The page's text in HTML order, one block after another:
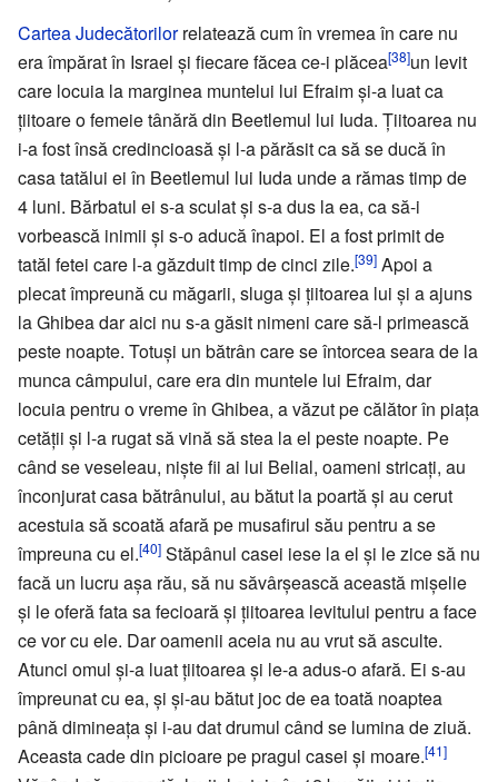
Cartea Judecătorilorrelatează cum în vremea în care nu
era împărat în Israel și fiecare făcea ce-i plăcea[38]un levit
care locuia la marginea muntelui lui Efraim și-a luat ca
țiitoare o femeie tânără din Beetlemul lui Iuda. Țiitoarea nu
i-a fost însă credincioasă și l-a părăsit ca să se ducă în
casa tatălui ei în Beetlemul lui Iuda unde a rămas timp de
4 luni. Bărbatul ei s-a sculat și s-a dus la ea, ca să-i
vorbească inimii și s-o aducă înapoi. El a fost primit de
tatăl fetei care l-a găzduit timp de cinci zile.[39] Apoi a
plecat împreună cu măgarii, sluga și țiitoarea lui și a ajuns
la Ghibea dar aici nu s-a găsit nimeni care să-l primească
peste noapte. Totuși un bătrân care se întorcea seara de la
munca câmpului, care era din muntele lui Efraim, dar
locuia pentru o vreme în Ghibea, a văzut pe călător în piața
cetății și l-a rugat să vină să stea la el peste noapte. Pe
când se veseleau, niște fii ai lui Belial, oameni stricați, au
înconjurat casa bătrânului, au bătut la poartă și au cerut
acestuia să scoată afară pe musafirul său pentru a se
împreuna cu el.[40] Stăpânul casei iese la el și le zice să nu
facă un lucru așa rău, să nu săvârșească această mișelie
și le oferă fata sa fecioară și țiitoarea levitului pentru a face
ce vor cu ele. Dar oamenii aceia nu au vrut să asculte.
Atunci omul și-a luat țiitoarea și le-a adus-o afară. Ei s-au
împreunat cu ea, și și-au bătut joc de ea toată noaptea
până dimineața și i-au dat drumul când se lumina de ziuă.
Aceasta cade din picioare pe pragul casei și moare.[41]